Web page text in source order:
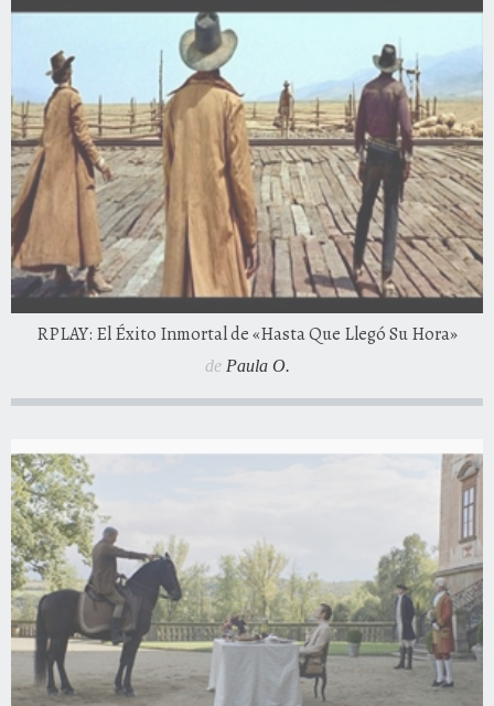
RPLAY: El Éxito Inmortal de «Hasta Que Llegó Su Hora»
de Paula O.